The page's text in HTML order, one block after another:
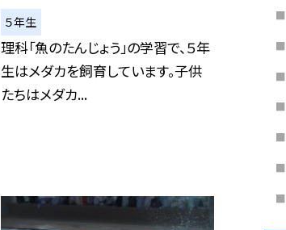
５年生
理科「魚のたんじょう」の学習で、５年
生はメダカを飼育しています。子供
たちはメダカ...